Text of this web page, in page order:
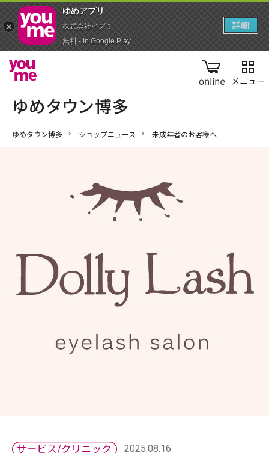
online
ゆめタウン博多 ショップニュース 未成年者のお客様へ
2025.08.16
ゆめアプ‪リ‬
株式会社イズミ
無料 - In Google Play
詳細